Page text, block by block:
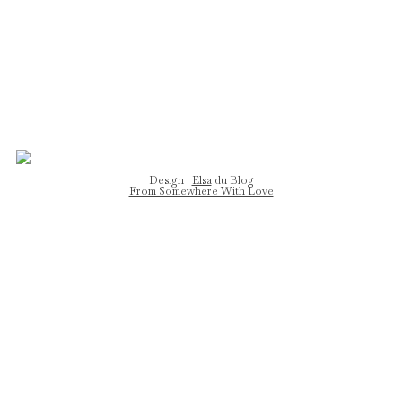
Design : Elsadu Blog
From Somewhere With Love